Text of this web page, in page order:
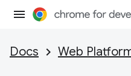
Docs Web